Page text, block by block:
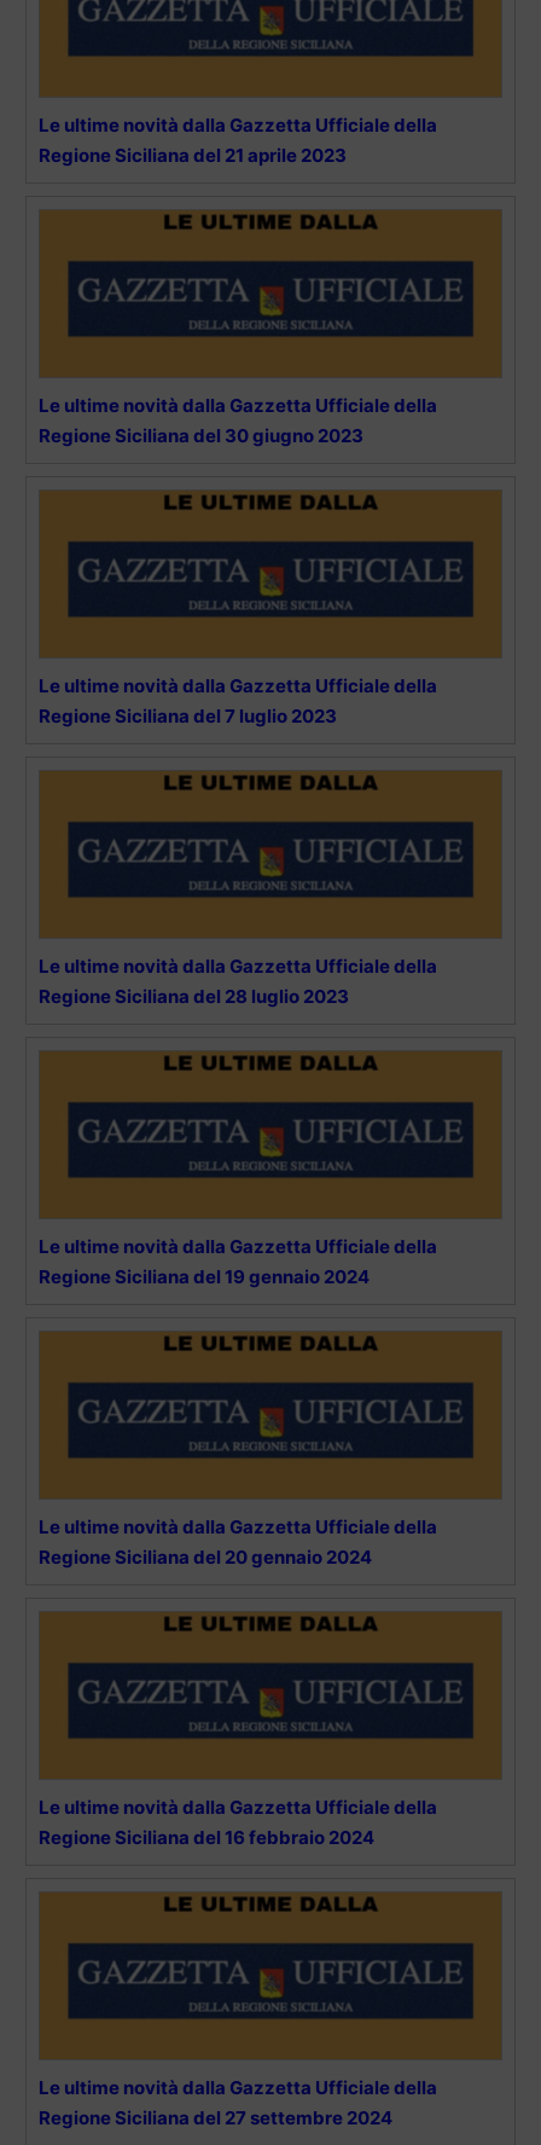
Le ultime novità dalla Gazzetta Ufficiale della
Regione Siciliana del 21 aprile 2023
Le ultime novità dalla Gazzetta Ufficiale della
Regione Siciliana del 30 giugno 2023
Le ultime novità dalla Gazzetta Ufficiale della
Regione Siciliana del 7 luglio 2023
Le ultime novità dalla Gazzetta Ufficiale della
Regione Siciliana del 28 luglio 2023
Le ultime novità dalla Gazzetta Ufficiale della
Regione Siciliana del 19 gennaio 2024
Le ultime novità dalla Gazzetta Ufficiale della
Regione Siciliana del 20 gennaio 2024
Le ultime novità dalla Gazzetta Ufficiale della
Regione Siciliana del 16 febbraio 2024
Le ultime novità dalla Gazzetta Ufficiale della
Regione Siciliana del 27 settembre 2024